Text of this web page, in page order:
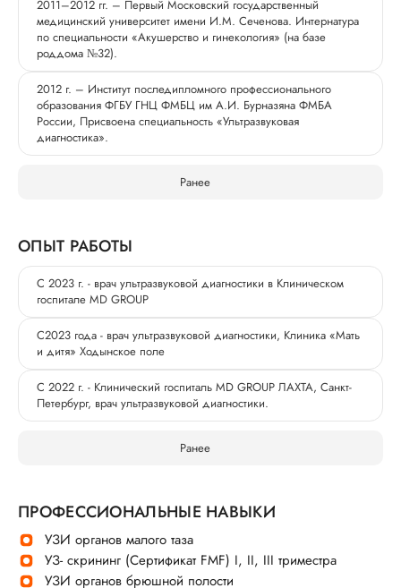
2011–2012 гг. – Первый Московский государственный
медицинский университет имени И.М. Сеченова. Интернатура
по специальности «Акушерство и гинекология» (на базе
роддома №32).
2012 г. – Институт последипломного профессионального
образования ФГБУ ГНЦ ФМБЦ им А.И. Бурназяна ФМБА
России, Присвоена специальность «Ультразвуковая
диагностика».
Ранее
ОПЫТ РАБОТЫ
С 2023 г. - врач ультразвуковой диагностики в Клиническом
госпитале MD GROUP
С2023 года - врач ультразвуковой диагностики, Клиника «Мать
и дитя» Ходынское поле
С 2022 г. - Клинический госпиталь MD GROUP ЛАХТА, Санкт-
Петербург, врач ультразвуковой диагностики.
Ранее
ПРОФЕССИОНАЛЬНЫЕ НАВЫКИ
УЗИ органов малого таза
УЗ- скрининг (Сертификат FMF) I, II, III триместра
УЗИ органов брюшной полости